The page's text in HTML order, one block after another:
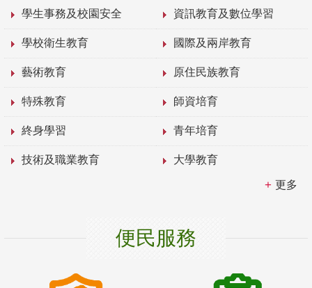
學生事務及校園安全 資訊教育及數位學習
學校衛生教育 國際及兩岸教育
藝術教育 原住民族教育
特殊教育 師資培育
終身學習 青年培育
技術及職業教育 大學教育
更多
便民服務